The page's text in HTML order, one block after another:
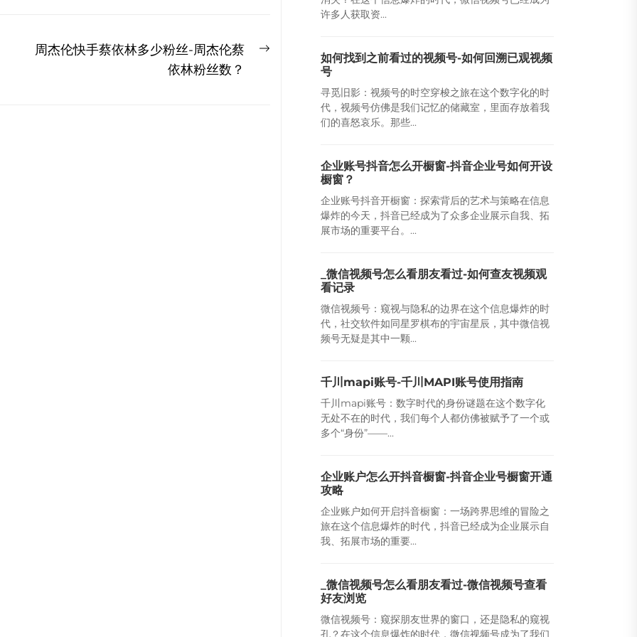
Next
周杰伦快手蔡依林多少粉丝-周杰伦蔡
依林粉丝数？
许多人获取资...
如何找到之前看过的视频号-如何回溯已观视频
号
寻觅旧影：视频号的时空穿梭之旅在这个数字化的时
代，视频号仿佛是我们记忆的储藏室，里面存放着我
们的喜怒哀乐。那些...
企业账号抖音怎么开橱窗-抖音企业号如何开设
橱窗？
企业账号抖音开橱窗：探索背后的艺术与策略在信息
爆炸的今天，抖音已经成为了众多企业展示自我、拓
展市场的重要平台。...
_微信视频号怎么看朋友看过-如何查友视频观
看记录
微信视频号：窥视与隐私的边界在这个信息爆炸的时
代，社交软件如同星罗棋布的宇宙星辰，其中微信视
频号无疑是其中一颗...
千川mapi账号-千川MAPI账号使用指南
千川mapi账号：数字时代的身份谜题在这个数字化
无处不在的时代，我们每个人都仿佛被赋予了一个或
多个“身份”——...
企业账户怎么开抖音橱窗-抖音企业号橱窗开通
攻略
企业账户如何开启抖音橱窗：一场跨界思维的冒险之
旅在这个信息爆炸的时代，抖音已经成为企业展示自
我、拓展市场的重要...
_微信视频号怎么看朋友看过-微信视频号查看
好友浏览
微信视频号：窥探朋友世界的窗口，还是隐私的窥视
孔？在这个信息爆炸的时代，微信视频号成为了我们